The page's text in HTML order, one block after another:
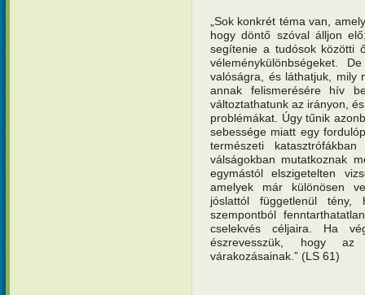
„Sok konkrét téma van,
hogy döntő szóval álljon
segítenie a tudósok közötti
véleménykülönbségeket.
valóságra, és láthatjuk, mily
annak felismerésére hív
változtathatunk az irányon,
problémákat. Úgy tűnik
sebessége miatt egy
természeti
válságokban mutatkoznak
egymástól elszigetelten
amelyek már különösen
jóslattól függetlenül
szempontból
cselekvés céljaira. Ha
észrevesszük, hogy
várakozásainak.” (LS 61)